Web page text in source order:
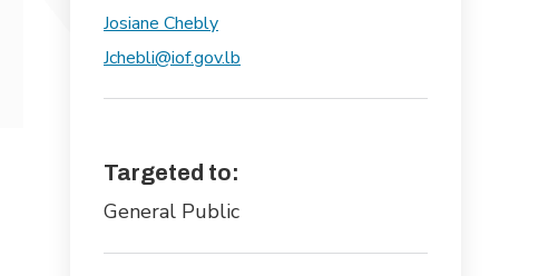
Josiane Chebly
Jchebli@iof.gov.lb
Targeted to:
General Public